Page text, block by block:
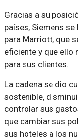
Gracias a su
países, Siemens
para Marriott, que
eficiente y que ello
para sus clientes.
La cadena se dio
sostenible,
controlar sus
que cambiar sus
sus hoteles a los